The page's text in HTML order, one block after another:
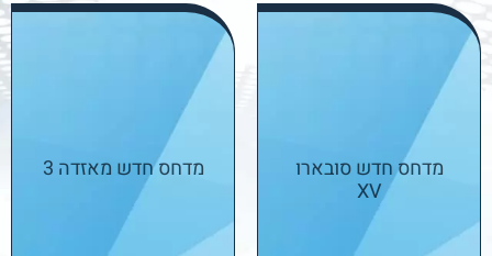
מדחס חדש סובארו
XV
מדחס חדש מאזדה 3